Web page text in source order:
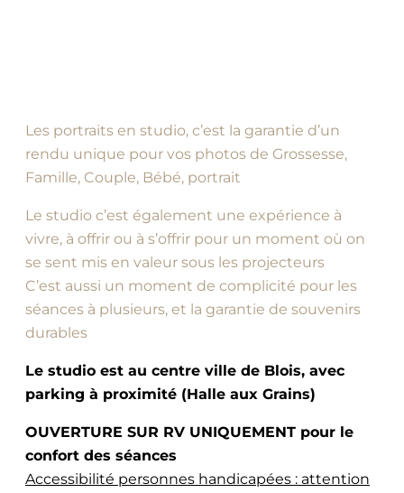
Les portraits en studio, c’est la garantie d’un
rendu unique pour vos photos de Grossesse,
Famille, Couple, Bébé, portrait
Le studio c’est également une expérience à
vivre, à offrir ou à s’offrir pour un moment où on
se sent mis en valeur sous les projecteurs
C’est aussi un moment de complicité pour les
séances à plusieurs, et la garantie de souvenirs
durables
Le studio est au centre ville de Blois, avec
parking à proximité (Halle aux Grains)
OUVERTURE SUR RV UNIQUEMENT pour le
confort des séances
Accessibilité personnes handicapées : attention